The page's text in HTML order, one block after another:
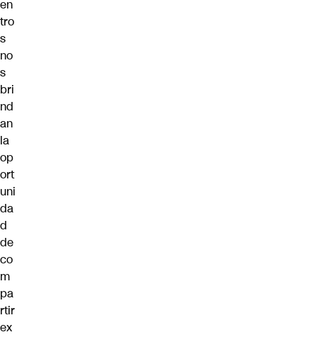
en
tro
s
no
s
bri
nd
an
la
op
ort
uni
da
d
de
co
m
pa
rtir
ex